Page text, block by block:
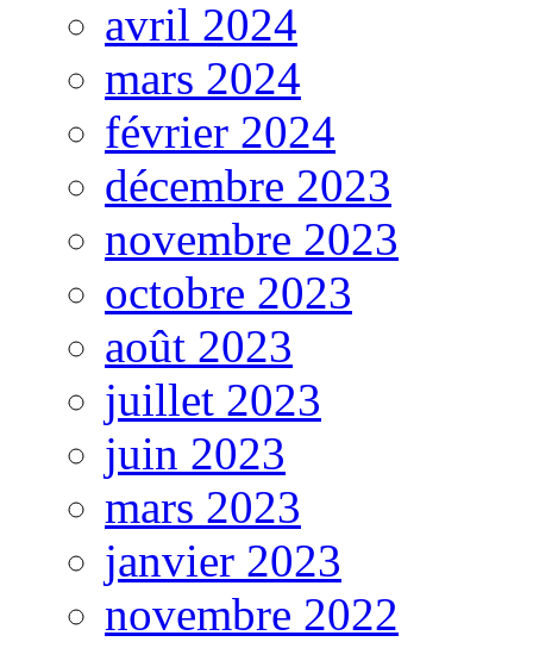
avril 2024
mars 2024
février 2024
décembre 2023
novembre 2023
octobre 2023
août 2023
juillet 2023
juin 2023
mars 2023
janvier 2023
novembre 2022